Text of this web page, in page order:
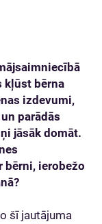
kļūst bērna
izdevumi,
parādās
jāsāk domāt.
bērni, ierobežo
šī jautājuma